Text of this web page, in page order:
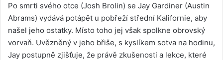
Po smrti svého otce (Josh Brolin) se Jay Gardiner (Austin
Abrams) vydává potápět u pobřeží střední Kalifornie, aby
našel jeho ostatky. Místo toho jej však spolkne obrovský
vorvaň. Uvězněný v jeho břiše, s kyslíkem sotva na hodinu,
Jay postupně zjišťuje, že právě zkušenosti a lekce, které